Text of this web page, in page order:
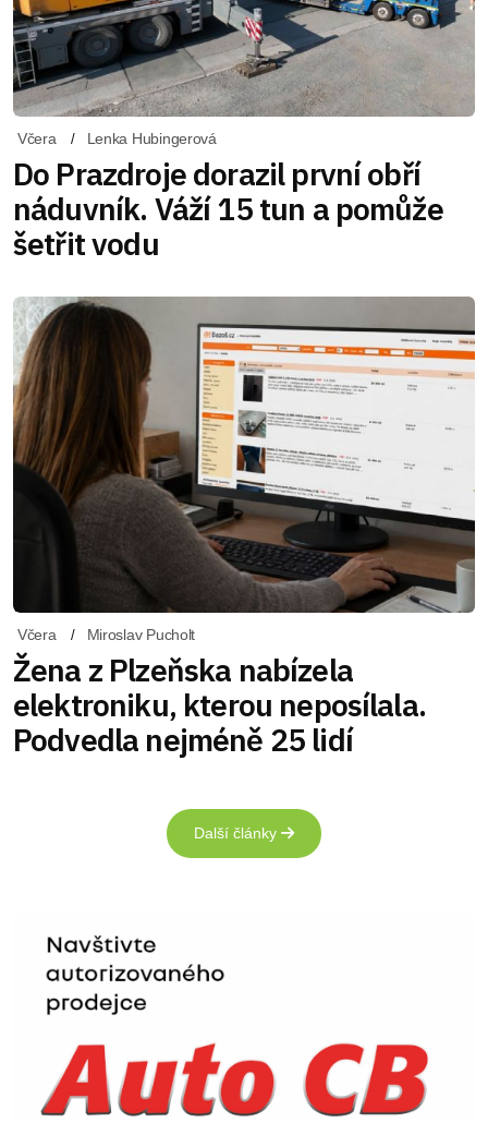
Včera Lenka Hubingerová
Do Prazdroje dorazil první obří
náduvník. Váží 15 tun a pomůže
šetřit vodu
Včera Miroslav Pucholt
Žena z Plzeňska nabízela
elektroniku, kterou neposílala.
Podvedla nejméně 25 lidí
Další články